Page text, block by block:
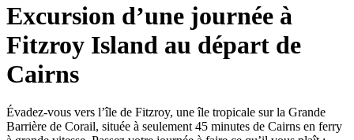
Excursion d’une journée à
Fitzroy Island au départ de
Cairns
Évadez-vous vers l’île de Fitzroy, une île tropicale sur la Grande
Barrière de Corail, située à seulement 45 minutes de Cairns en ferry